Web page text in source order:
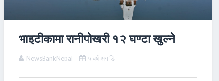
भाइटीकामा रानीपोखरी १२ घण्टा खुल्ने
NewsBankNepal ५ वर्ष अगाडि